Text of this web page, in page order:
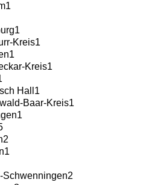
1
1
Kreis1
1
Kreis1
Hall 1
Baar-Kreis1
1
2
1
2